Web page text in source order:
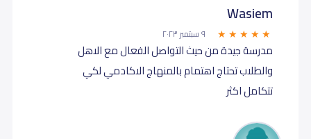
Wasiem
٩ سبتمبر ٢٠٢٣
مدرسة جيدة من حيث التواصل الفعال مع الاهل
والطلاب تحتاج اهتمام بالمنهاج الاكادمي لكي
تتكامل اكثر